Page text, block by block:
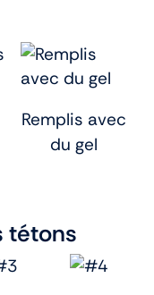
Remplis avec
du gel
tétons